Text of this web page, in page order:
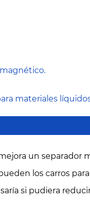
materiales
un separador
material industrial?
los carros
eficiente?
si pudiera